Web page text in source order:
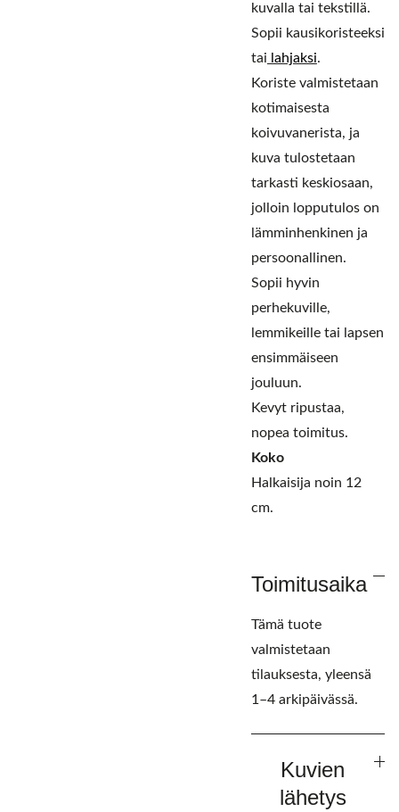
kuvalla tai tekstillä.
Sopii kausikoristeeksi
tai lahjaksi.
Koriste valmistetaan
kotimaisesta
koivuvanerista, ja
kuva tulostetaan
tarkasti keskiosaan,
jolloin lopputulos on
lämminhenkinen ja
persoonallinen.
Sopii hyvin
perhekuville,
lemmikeille tai lapsen
ensimmäiseen
jouluun.
Kevyt ripustaa,
nopea toimitus.
Koko
Halkaisija noin 12
cm.
Toimitusaika
Tämä tuote
valmistetaan
tilauksesta, yleensä
1–4 arkipäivässä.
Kuvien
lähetys